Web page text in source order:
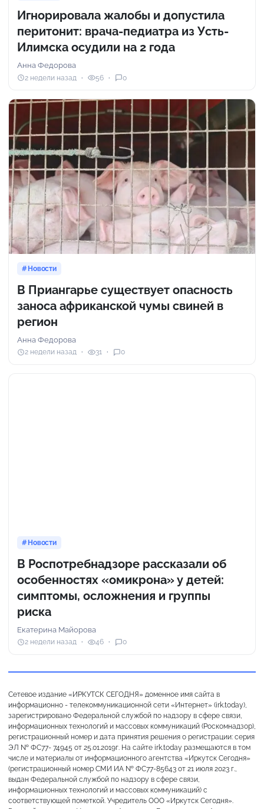
Игнорировала жалобы и допустила
перитонит: врача-педиатра из Усть-
Илимска осудили на 2 года
Анна Федорова
2 недели назад 56 0
Новости
В Приангарье существует опасность
заноса африканской чумы свиней в
регион
Анна Федорова
2 недели назад 31 0
Новости
В Роспотребнадзоре рассказали об
особенностях «омикрона» у детей:
симптомы, осложнения и группы
риска
Екатерина Майорова
2 недели назад 46 0
Сетевое издание «ИРКУТСК СЕГОДНЯ» доменное имя сайта в
информационно - телекоммуникационной сети «Интернет» (irk.today),
зарегистрировано Федеральной службой по надзору в сфере связи,
информационных технологий и массовых коммуникаций (Роскомнадзор),
регистрационный номер и дата принятия решения о регистрации: серия
ЭЛ № ФС77- 74945 от 25.01.2019г. На сайте irk.today размещаются в том
числе и материалы от информационного агентства «Иркутск Сегодня»
(регистрационный номер СМИ ИА № ФС77-85643 от 21 июля 2023 г.,
выдан Федеральной службой по надзору в сфере связи,
информационных технологий и массовых коммуникаций) с
соответствующей пометкой. Учредитель ООО «Иркутск Сегодня».